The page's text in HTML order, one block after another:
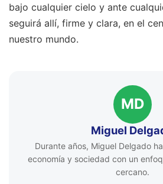
bajo cualquier cielo y ante
seguirá allí, firme y clara, en el
nuestro mundo.
MD
Miguel
Durante años, Miguel Delgado
economía y sociedad con un
cercano.